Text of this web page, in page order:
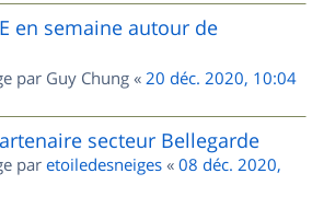
en semaine autour de
par Guy Chung « 20 déc. 2020, 10:04
secteur Bellegarde
par etoiledesneiges « 08 déc. 2020,